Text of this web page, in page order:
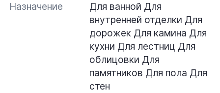
Назначение
Для ванной Для
внутренней отделки Для
дорожек Для камина Для
кухни Для лестниц Для
облицовки Для
памятников Для пола Для
стен